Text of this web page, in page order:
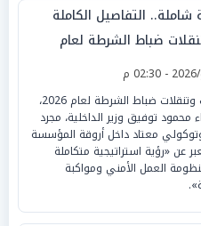
شاملة.. التفاصيل الكاملة
ضباط الشرطة لعام
لم تكن حركة ترقيات وتنقلات ضباط الشرطة لعام 2026،
محمود توفيق وزير الداخلية، مجرد
معتاد داخل أروقة المؤسسة
عن «رؤية استراتيجية متكاملة
العمل الأمني ومواكبة